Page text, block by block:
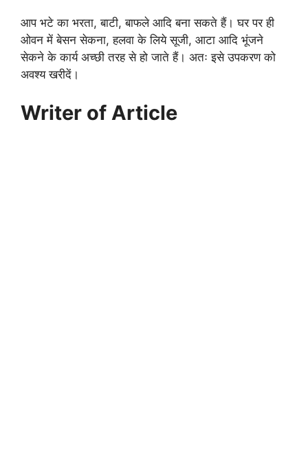
आप भटे का भरता, बाटी, बाफले आदि बना सकते हैं। घर पर ही
ओवन में बेसन सेकना, हलवा के लिये सूजी, आटा आदि भूंजने
सेकने के कार्य अच्छी तरह से हो जाते हैं। अतः इसे उपकरण को
अवश्य खरीदें।
Writer of Article